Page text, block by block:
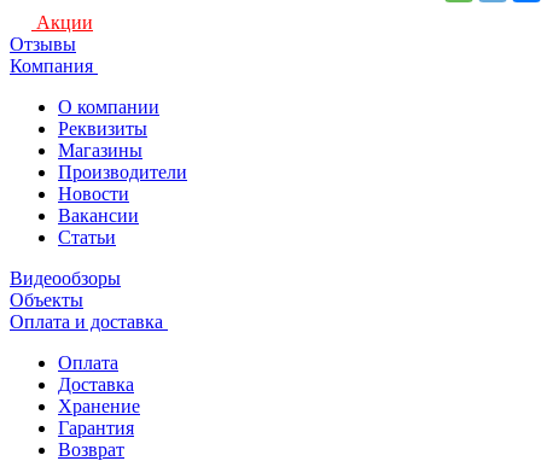
Акции
Отзывы
Компания
О компании
Реквизиты
Магазины
Производители
Новости
Вакансии
Статьи
Видеообзоры
Объекты
Оплата и доставка
Оплата
Доставка
Хранение
Гарантия
Возврат